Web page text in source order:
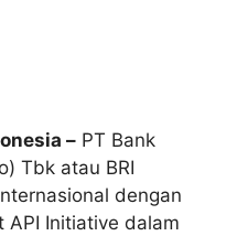
– PT Bank
Tbk atau BRI
dengan
API Initiative dalam